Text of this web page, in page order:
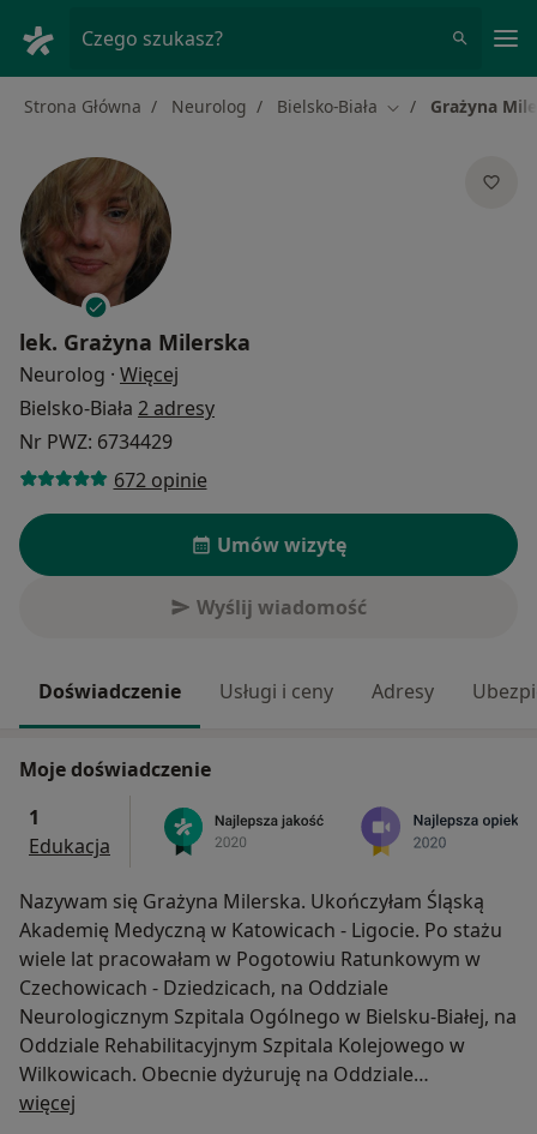
Czego szukasz?
Strona Główna Neurolog Bielsko-Biała Zmień miasto
Grażyna
lek. Grażyna Milerska
Neurolog · Więcej
Bielsko-Biała 2 adresy
Nr PWZ: 6734429
672 opinie
Umów wizytę
Wyślij wiadomość
Doświadczenie Usługi i ceny Adresy
Moje doświadczenie
1
Edukacja
Nazywam się Grażyna Milerska. Ukończyłam Śląską
Akademię Medyczną w Katowicach - Ligocie. Po stażu
wiele lat pracowałam w Pogotowiu Ratunkowym w
Czechowicach - Dziedzicach, na Oddziale
Neurologicznym Szpitala Ogólnego w Bielsku-Białej, na
Oddziale Rehabilitacyjnym Szpitala Kolejowego w
Wilkowicach. Obecnie dyżuruję na Oddziale
Neurologicznym Szpitala Miejskiego Beskidzkiego
więcej